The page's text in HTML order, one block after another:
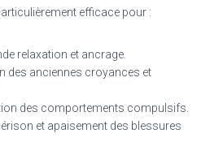
efficace pour :
relaxation et ancrage.
des anciennes croyances et
des comportements compulsifs.
et apaisement des blessures